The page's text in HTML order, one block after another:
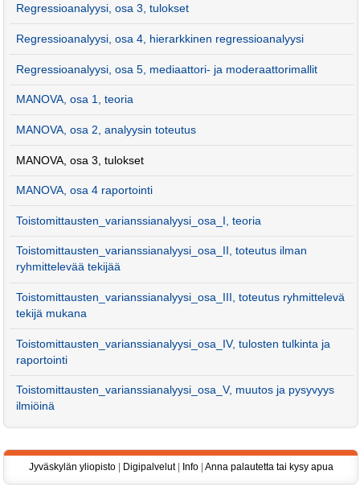
Regressioanalyysi, osa 3, tulokset
Regressioanalyysi, osa 4, hierarkkinen regressioanalyysi
Regressioanalyysi, osa 5, mediaattori- ja moderaattorimallit
MANOVA, osa 1, teoria
MANOVA, osa 2, analyysin toteutus
MANOVA, osa 3, tulokset
MANOVA, osa 4 raportointi
Toistomittausten_varianssianalyysi_osa_I, teoria
Toistomittausten_varianssianalyysi_osa_II, toteutus ilman
ryhmittelevää tekijää
Toistomittausten_varianssianalyysi_osa_III, toteutus ryhmittelevä
tekijä mukana
Toistomittausten_varianssianalyysi_osa_IV, tulosten tulkinta ja
raportointi
Toistomittausten_varianssianalyysi_osa_V, muutos ja pysyvyys
ilmiöinä
Jyväskylän yliopisto| Digipalvelut| Info| Anna palautetta tai kysy apua